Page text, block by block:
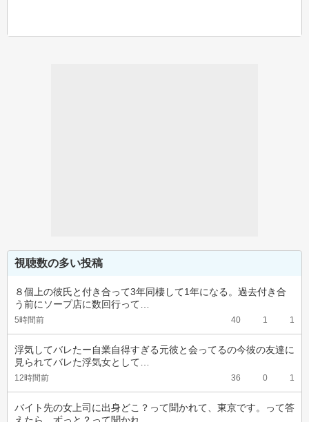
視聴数の多い投稿
８個上の彼氏と付き合って3年同棲して1年になる。過去付き合
う前にソープ店に数回行って…
5時間前 40 1 1
浮気してバレたー自業自得すぎる元彼と会ってるの今彼の友達に
見られてバレた浮気女として…
12時間前 36 0 1
バイト先の女上司に出身どこ？って聞かれて、東京です。って答